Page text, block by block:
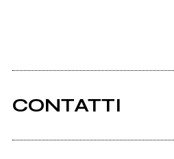
CONTATTI